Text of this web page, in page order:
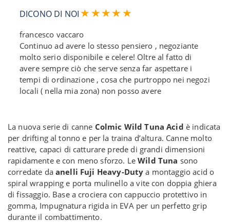
DICONO DI NOI
francesco vaccaro
Continuo ad avere lo stesso pensiero , negoziante
molto serio disponibile e celere! Oltre al fatto di
avere sempre ciò che serve senza far aspettare i
tempi di ordinazione , cosa che purtroppo nei negozi
locali ( nella mia zona) non posso avere
La nuova serie di canne Colmic Wild Tuna Acid è indicata
per drifting al tonno e per la traina d’altura. Canne molto
reattive, capaci di catturare prede di grandi dimensioni
rapidamente e con meno sforzo. LeWild Tuna sono
corredate da anelli Fuji Heavy-Duty a montaggio acid o
spiral wrapping e porta mulinello a vite con doppia ghiera
di fissaggio. Base a crociera con cappuccio protettivo in
gomma, Impugnatura rigida in EVA per un perfetto grip
durante il combattimento.